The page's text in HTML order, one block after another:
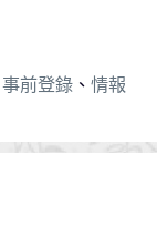
事前登錄、 情報